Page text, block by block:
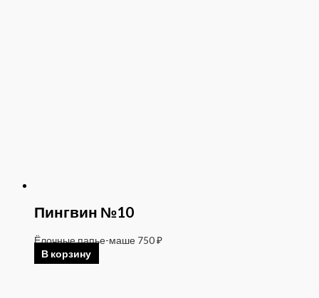
Пингвин №10
Ёлочные папье-маше 750₽
В корзину